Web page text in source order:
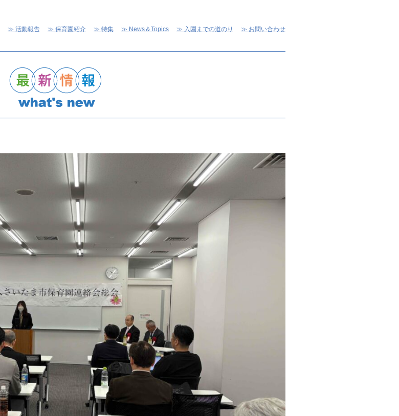
活動報告 保育園紹介 特集 News＆Topics 入園までの道のり お問い合わせ